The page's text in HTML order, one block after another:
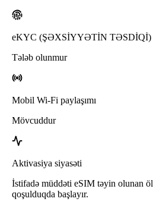
eKYC (ŞƏXSİYYƏTİN TƏSDİQİ)
Tələb olunmur
Mobil Wi-Fi paylaşımı
Mövcuddur
Aktivasiya siyasəti
İstifadə müddəti eSIM təyin olunan
qoşulduqda başlayır.